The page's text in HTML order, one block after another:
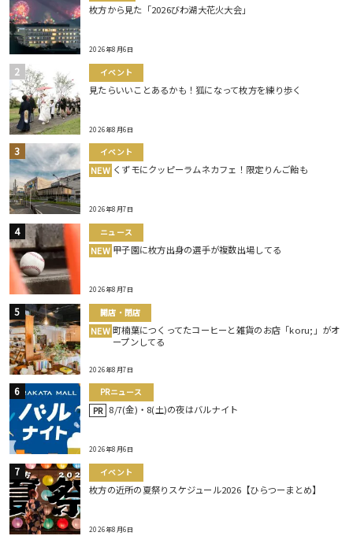
枚方から見た「2026びわ湖大花火大会」
2026年8月6日
イベント
見たらいいことあるかも！狐になって枚方を練り歩く
2026年8月6日
イベント
NEW くずモにクッピーラムネカフェ！限定りんご飴も
2026年8月7日
ニュース
NEW 甲子園に枚方出身の選手が複数出場してる
2026年8月7日
開店・閉店
NEW 町楠葉につくってたコーヒーと雑貨のお店「koru;」がオ
ープンしてる
2026年8月7日
PRニュース
PR 8/7(金)・8(土)の夜はバルナイト
2026年8月6日
イベント
枚方の近所の夏祭りスケジュール2026【ひらつーまとめ】
2026年8月6日